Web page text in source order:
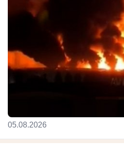
05.08.2026